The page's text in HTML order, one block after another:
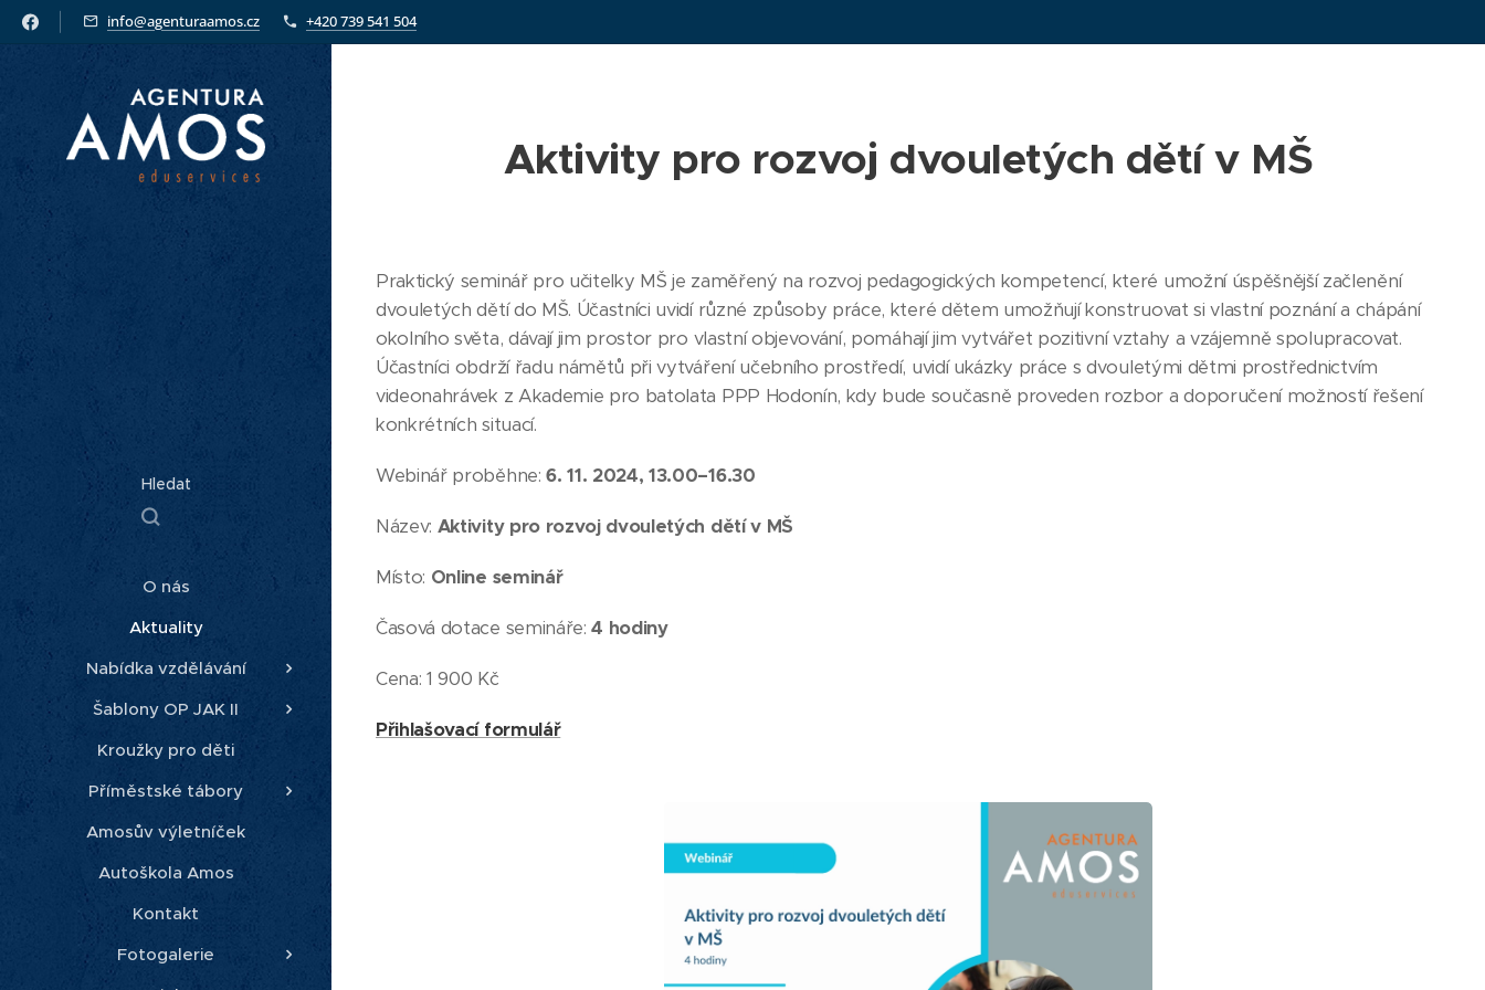
info@agenturaamos.cz +420 739 541 504
Hledat
O nás
Aktuality
Nabídka vzdělávání
Šablony OP JAK II
Kroužky pro děti
Příměstské tábory
Amosův výletníček
Autoškola Amos
Kontakt
Fotogalerie
Aktivity pro rozvoj dvouletých dětí v MŠ
Praktický seminář pro učitelky MŠ je zaměřený na rozvoj pedagogických kompetencí, které umožní úspěšnější začlenění
dvouletých dětí do MŠ. Účastníci uvidí různé způsoby práce, které dětem umožňují konstruovat si vlastní poznání a chápání
okolního světa, dávají jim prostor pro vlastní objevování, pomáhají jim vytvářet pozitivní vztahy a vzájemně spolupracovat.
Účastníci obdrží řadu námětů při vytváření učebního prostředí, uvidí ukázky práce s dvouletými dětmi prostřednictvím
videonahrávek z Akademie pro batolata PPP Hodonín, kdy bude současně proveden rozbor a doporučení možností řešení
konkrétních situací.
Webinář proběhne:6. 11. 2024, 13.00–16.30
Název: Aktivity pro rozvoj dvouletých dětí v MŠ
Místo: Online seminář
Časová dotace semináře:4 hodiny
Cena: 1 900 Kč
Přihlašovací formulář